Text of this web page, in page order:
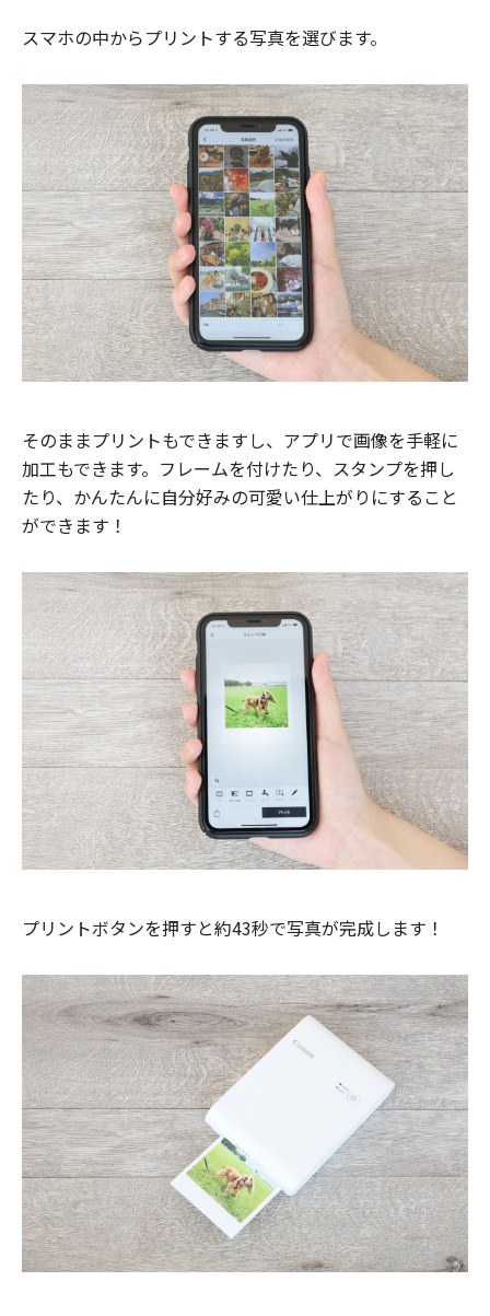
スマホの中からプリントする写真を選びます。
そのままプリントもできますし、アプリで画像を手軽に
加工もできます。フレームを付けたり、スタンプを押し
たり、かんたんに自分好みの可愛い仕上がりにすること
ができます！
プリントボタンを押すと約43秒で写真が完成します！